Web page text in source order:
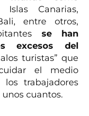
Islas Canarias,
entre otros,
se han
excesos del
turistas” que
el medio
trabajadores
cuantos.